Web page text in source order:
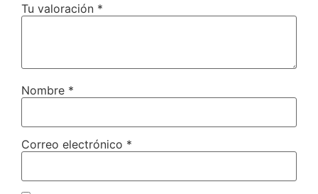
Tu valoración *
Nombre *
Correo electrónico *